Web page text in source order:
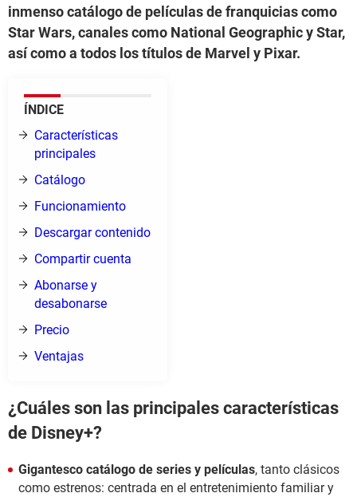
inmenso catálogo de películas de franquicias como
Star Wars, canales como National Geographic y Star,
así como a todos los títulos de Marvel y Pixar.
ÍNDICE
Características
principales
Catálogo
Funcionamiento
Descargar contenido
Compartir cuenta
Abonarse y
desabonarse
Precio
Ventajas
¿Cuáles son las principales características
de Disney+?
Gigantesco catálogo de series y películas, tanto clásicos
como estrenos: centrada en el entretenimiento familiar y